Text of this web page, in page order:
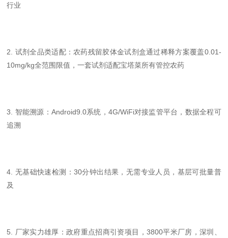
行业
2. 试剂全品类适配：农药残留胶体金试剂盒通过稀释方案覆盖0.01-
10mg/kg全范围限值，一套试剂适配宝塔菜所有管控农药
3. 智能溯源：Android9.0系统，4G/WiFi对接监管平台，数据全程可
追溯
4. 无基础快速检测：30分钟出结果，无需专业人员，基层可批量普
及
5. 厂家实力雄厚：政府重点招商引资项目，3800平米厂房，深圳、